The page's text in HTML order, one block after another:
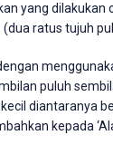
yang
ratus tujuh
puluh
diantaranya
kepada